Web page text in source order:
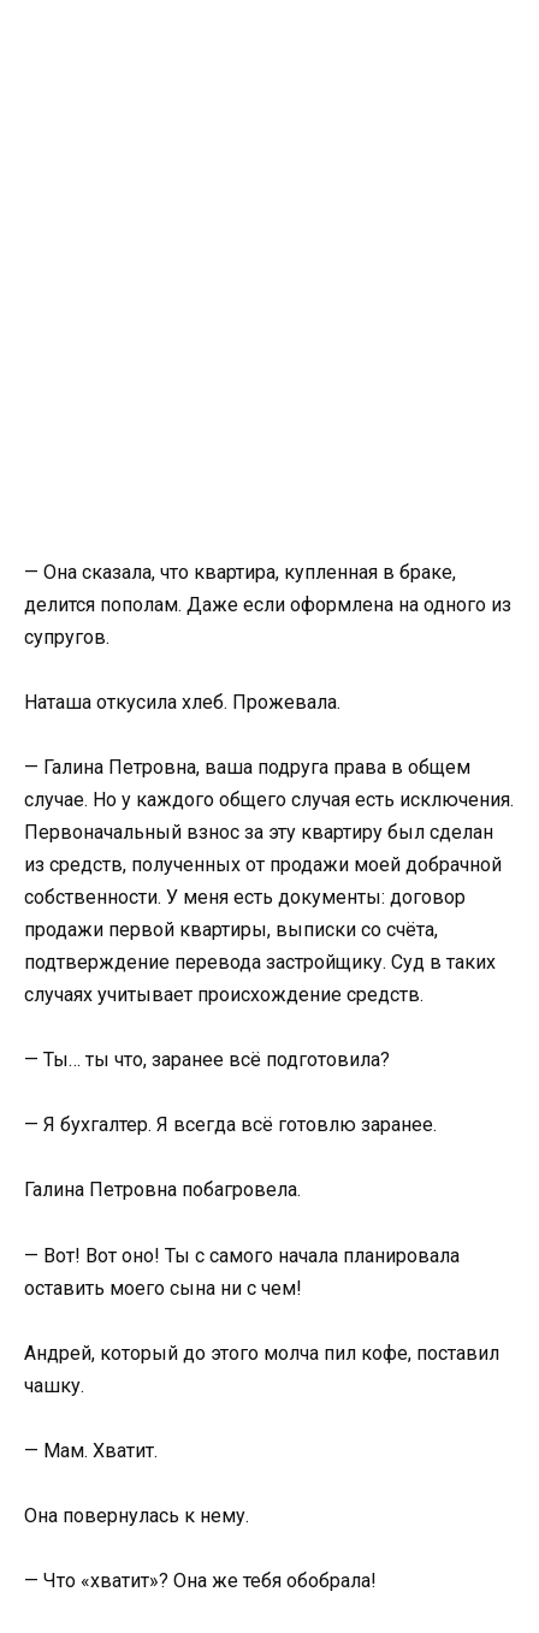
— Она сказала, что квартира, купленная в браке,
делится пополам. Даже если оформлена на одного из
супругов.
Наташа откусила хлеб. Прожевала.
— Галина Петровна, ваша подруга права в общем
случае. Но у каждого общего случая есть исключения.
Первоначальный взнос за эту квартиру был сделан
из средств, полученных от продажи моей добрачной
собственности. У меня есть документы: договор
продажи первой квартиры, выписки со счёта,
подтверждение перевода застройщику. Суд в таких
случаях учитывает происхождение средств.
— Ты… ты что, заранее всё подготовила?
— Я бухгалтер. Я всегда всё готовлю заранее.
Галина Петровна побагровела.
— Вот! Вот оно! Ты с самого начала планировала
оставить моего сына ни с чем!
Андрей, который до этого молча пил кофе, поставил
чашку.
— Мам. Хватит.
Она повернулась к нему.
— Что «хватит»? Она же тебя обобрала!